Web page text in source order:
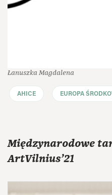
Łanuszka Magdalena
AHICE EUROPA
Międzynarodowe
ArtVilnius’21